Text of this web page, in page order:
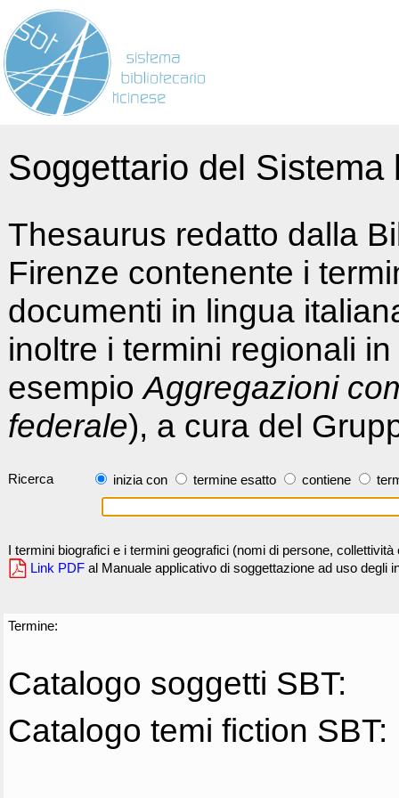
Soggettario del
Thesaurus redatto dalla
Firenze contenente i
documenti in lingua
inoltre i termini regionali
esempioAggregazioni
federale), a cura del
Ricerca inizia con termine esatto contiene
I termini biografici e i termini geografici (nomi di persone,
Link PDF al Manuale applicativo di soggettazione ad uso degli
Termine:
Catalogo soggetti SBT:
Catalogo temi fiction SBT: